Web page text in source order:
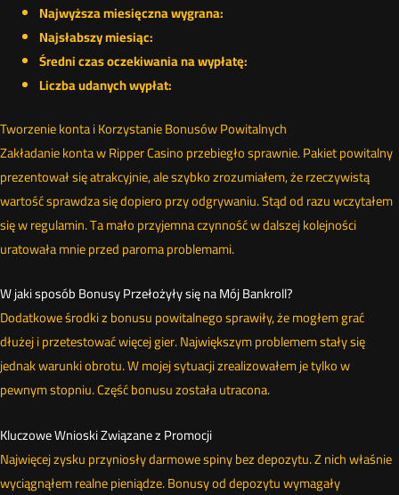
Najwyższa miesięczna wygrana:
Najsłabszy miesiąc:
Średni czas oczekiwania na wypłatę:
Liczba udanych wypłat:
Tworzenie konta i Korzystanie Bonusów Powitalnych
Zakładanie konta w Ripper Casino przebiegło sprawnie. Pakiet powitalny
prezentował się atrakcyjnie, ale szybko zrozumiałem, że rzeczywistą
wartość sprawdza się dopiero przy odgrywaniu. Stąd od razu wczytałem
się w regulamin. Ta mało przyjemna czynność w dalszej kolejności
uratowała mnie przed paroma problemami.
W jaki sposób Bonusy Przełożyły się na Mój Bankroll?
Dodatkowe środki z bonusu powitalnego sprawiły, że mogłem grać
dłużej i przetestować więcej gier. Największym problemem stały się
jednak warunki obrotu. W mojej sytuacji zrealizowałem je tylko w
pewnym stopniu. Część bonusu została utracona.
Kluczowe Wnioski Związane z Promocji
Najwięcej zysku przyniosły darmowe spiny bez depozytu. Z nich właśnie
wyciągnąłem realne pieniądze. Bonusy od depozytu wymagały